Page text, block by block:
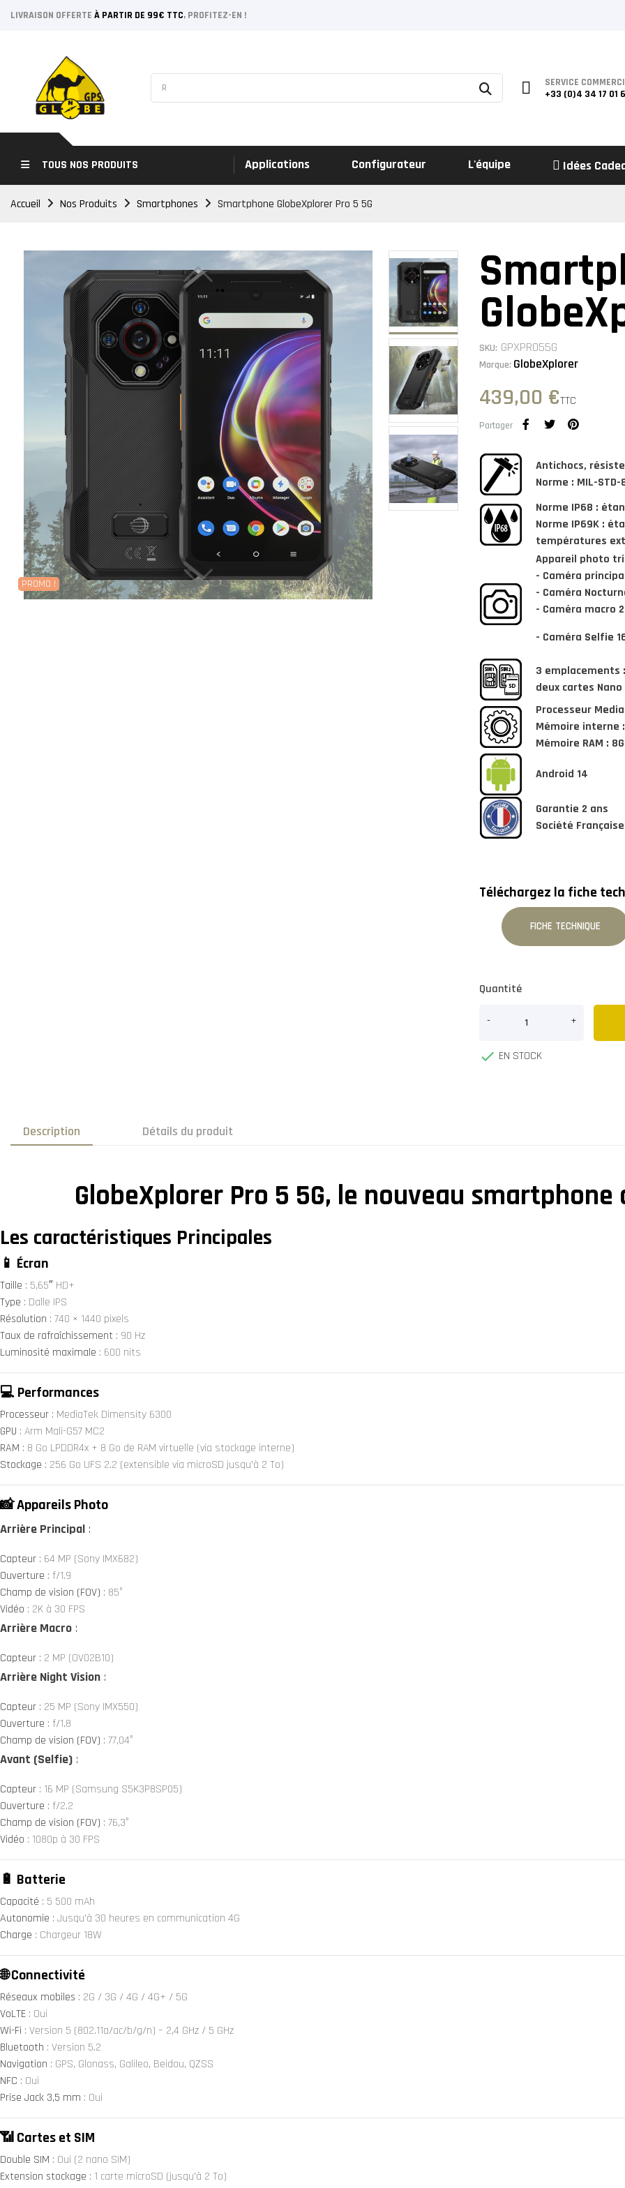
LIVRAISON OFFERTE À PARTIR DE 99€ TTC, PROFITEZ-EN !
SERVICE
+33 (0)4 34 17 01
TOUS NOS PRODUITS Applications Configurateur L'équipe Idées
Accueil Nos Produits Smartphones Smartphone GlobeXplorer Pro 5 5G
PROMO !
SKU: GPXPRO55G
Marque: GlobeXplorer
439,00 €TTC
Partager
Antichocs,
Norme : MIL-STD-
Norme IP68 :
Norme IP69K :
températures
Appareil photo
- Caméra
- Caméra
- Caméra macro
- Caméra Selfie
3 emplacements :
deux cartes
Processeur
Mémoire interne :
Mémoire RAM :
Android 14
Garantie 2 ans
Société Française
Téléchargez la fiche
FICHE TECHNIQUE
Quantité
 EN STOCK
Description Détails du produit
GlobeXplorer Pro 5 5G, le nouveau
Les caractéristiques Principales
📱 Écran
Taille : 5,65″ HD+
Type : Dalle IPS
Résolution : 740 × 1440 pixels
Taux de rafraîchissement : 90 Hz
Luminosité maximale : 600 nits
💻 Performances
Processeur : MediaTek Dimensity 6300
GPU : Arm Mali-G57 MC2
RAM : 8 Go LPDDR4x + 8 Go de RAM virtuelle (via stockage interne)
Stockage : 256 Go UFS 2.2 (extensible via microSD jusqu’à 2 To)
📸 Appareils Photo
Arrière Principal :
Capteur : 64 MP (Sony IMX682)
Ouverture : f/1.9
Champ de vision (FOV) : 85°
Vidéo : 2K à 30 FPS
Arrière Macro :
Capteur : 2 MP (OV02B10)
Arrière Night Vision :
Capteur : 25 MP (Sony IMX550)
Ouverture : f/1.8
Champ de vision (FOV) : 77,04°
Avant (Selfie) :
Capteur : 16 MP (Samsung S5K3P8SP05)
Ouverture : f/2.2
Champ de vision (FOV) : 76,3°
Vidéo : 1080p à 30 FPS
🔋 Batterie
Capacité : 5 500 mAh
Autonomie : Jusqu’à 30 heures en communication 4G
Charge : Chargeur 18W
🌐 Connectivité
Réseaux mobiles : 2G / 3G / 4G / 4G+ / 5G
VoLTE : Oui
Wi-Fi : Version 5 (802.11a/ac/b/g/n) – 2,4 GHz / 5 GHz
Bluetooth : Version 5.2
Navigation : GPS, Glonass, Galileo, Beidou, QZSS
NFC : Oui
Prise Jack 3,5 mm : Oui
📶 Cartes et SIM
Double SIM : Oui (2 nano SIM)
Extension stockage : 1 carte microSD (jusqu’à 2 To)